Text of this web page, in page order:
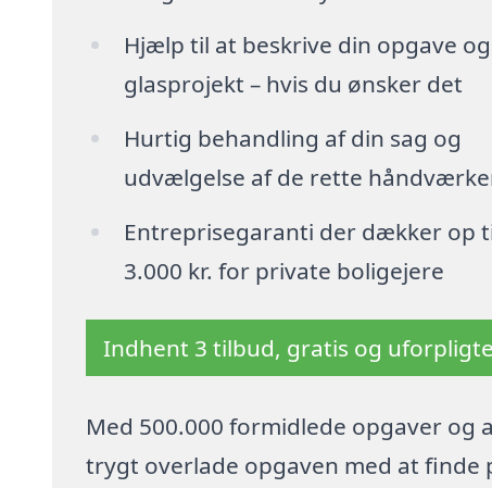
Hjælp til at beskrive din opgave og
glasprojekt – hvis du ønsker det
Hurtig behandling af din sag og
udvælgelse af de rette
Entreprisegaranti der dækker op
3.000 kr. for private boligejere
Indhent 3 tilbud, gratis og
Med 500.000 formidlede opgaver
trygt overlade opgaven med at finde